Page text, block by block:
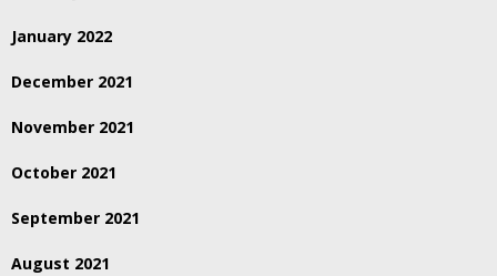
January 2022
December 2021
November 2021
October 2021
September 2021
August 2021